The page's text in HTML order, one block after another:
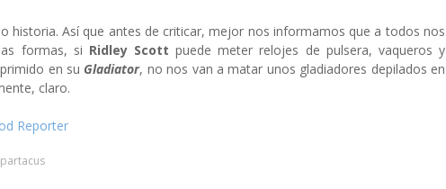
historia. Así que antes de criticar, mejor nos informamos que a todos nos
formas, si Ridley Scott puede meter relojes de pulsera, vaqueros y
en su Gladiator, no nos van a matar unos gladiadores depilados en
claro.
Reporter